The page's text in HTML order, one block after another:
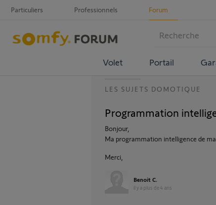
Particuliers Professionnels Forum
Volet Portail
LES SUJETS DOMOTIQUE
Programmation
Bonjour,
Ma programmation intelligence de
Merci,
Benoit C.
il y a plus de 4 ans